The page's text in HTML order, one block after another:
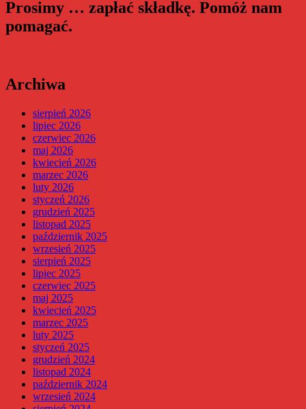
Prosimy … zapłać składkę. Pomóż nam
pomagać.
Archiwa
sierpień 2026
lipiec 2026
czerwiec 2026
maj 2026
kwiecień 2026
marzec 2026
luty 2026
styczeń 2026
grudzień 2025
listopad 2025
październik 2025
wrzesień 2025
sierpień 2025
lipiec 2025
czerwiec 2025
maj 2025
kwiecień 2025
marzec 2025
luty 2025
styczeń 2025
grudzień 2024
listopad 2024
październik 2024
wrzesień 2024